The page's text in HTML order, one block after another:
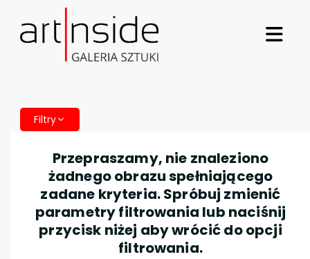
Filtry
Przepraszamy, nie znaleziono
żadnego obrazu spełniającego
zadane kryteria. Spróbuj zmienić
parametry filtrowania lub naciśnij
przycisk niżej aby wrócić do opcji
filtrowania.